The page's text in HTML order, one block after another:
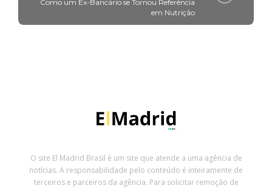
Como um Ex-Bancário se Tornou Referência
em Nutrição
O site El Madrid Brasil é um site que atende a uma agência de
notícias. A responsabilidade pelo conteúdo é inteiramente de
terceiros e parceiros da agência. Para solicitar remoção de